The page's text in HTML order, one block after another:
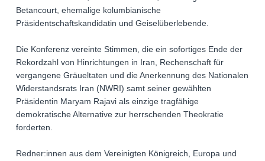
Betancourt, ehemalige kolumbianische
Präsidentschaftskandidatin und Geiselüberlebende.
Die Konferenz vereinte Stimmen, die ein sofortiges Ende der
Rekordzahl von Hinrichtungen in Iran, Rechenschaft für
vergangene Gräueltaten und die Anerkennung des Nationalen
Widerstandsrats Iran (NWRI) samt seiner gewählten
Präsidentin Maryam Rajavi als einzige tragfähige
demokratische Alternative zur herrschenden Theokratie
forderten.
Redner:innen aus dem Vereinigten Königreich, Europa und